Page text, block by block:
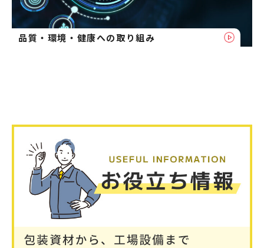
品質・環境・健康への取り組み